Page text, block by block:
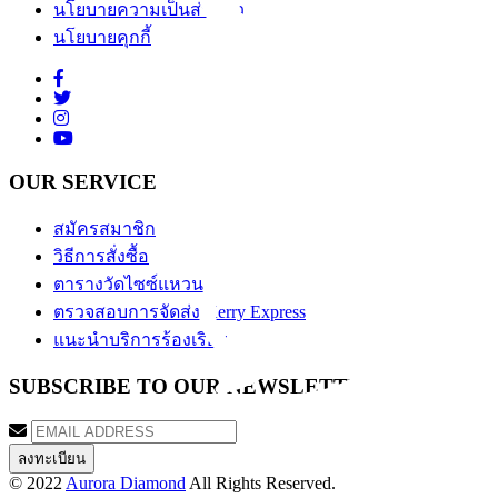
นโยบายความเป็นส่วนตัว
นโยบายคุกกี้
OUR SERVICE
สมัครสมาชิก
วิธีการสั่งซื้อ
ตารางวัดไซซ์แหวน
ตรวจสอบการจัดส่ง Kerry Express
แนะนำบริการร้องเรียน
SUBSCRIBE TO OUR NEWSLETTER
© 2022 Aurora Diamond All Rights Reserved.